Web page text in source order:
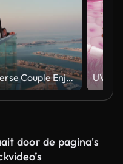
Diverse Couple Enjoying Sunset Views from High Rise Sky Deck Overlooking Palm Jumeirah
door de pagina's